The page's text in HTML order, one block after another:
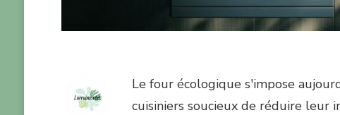
Le four écologique s'impose
cuisiniers soucieux de réduire